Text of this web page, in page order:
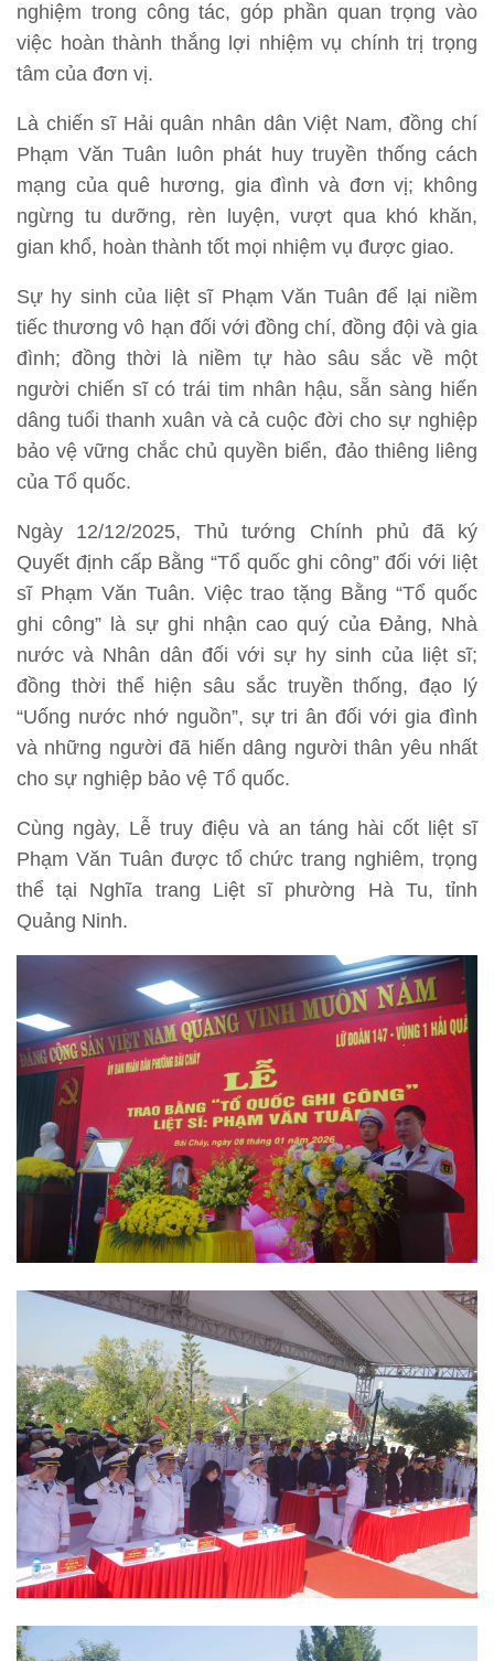
nghiệm trong công tác, góp phần quan trọng vào
việc hoàn thành thắng lợi nhiệm vụ chính trị trọng
tâm của đơn vị.
Là chiến sĩ Hải quân nhân dân Việt Nam, đồng chí
Phạm Văn Tuân luôn phát huy truyền thống cách
mạng của quê hương, gia đình và đơn vị; không
ngừng tu dưỡng, rèn luyện, vượt qua khó khăn,
gian khổ, hoàn thành tốt mọi nhiệm vụ được giao.
Sự hy sinh của liệt sĩ Phạm Văn Tuân để lại niềm
tiếc thương vô hạn đối với đồng chí, đồng đội và gia
đình; đồng thời là niềm tự hào sâu sắc về một
người chiến sĩ có trái tim nhân hậu, sẵn sàng hiến
dâng tuổi thanh xuân và cả cuộc đời cho sự nghiệp
bảo vệ vững chắc chủ quyền biển, đảo thiêng liêng
của Tổ quốc.
Ngày 12/12/2025, Thủ tướng Chính phủ đã ký
Quyết định cấp Bằng “Tổ quốc ghi công” đối với liệt
sĩ Phạm Văn Tuân. Việc trao tặng Bằng “Tổ quốc
ghi công” là sự ghi nhận cao quý của Đảng, Nhà
nước và Nhân dân đối với sự hy sinh của liệt sĩ;
đồng thời thể hiện sâu sắc truyền thống, đạo lý
“Uống nước nhớ nguồn”, sự tri ân đối với gia đình
và những người đã hiến dâng người thân yêu nhất
cho sự nghiệp bảo vệ Tổ quốc.
Cùng ngày, Lễ truy điệu và an táng hài cốt liệt sĩ
Phạm Văn Tuân được tổ chức trang nghiêm, trọng
thể tại Nghĩa trang Liệt sĩ phường Hà Tu, tỉnh
Quảng Ninh.